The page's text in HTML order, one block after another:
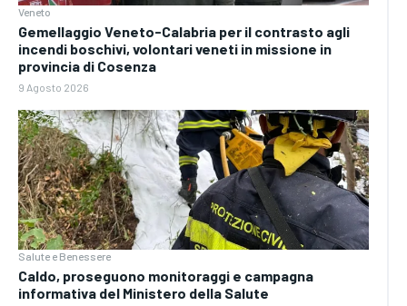
Veneto
Gemellaggio Veneto-Calabria per il contrasto agli
incendi boschivi, volontari veneti in missione in
provincia di Cosenza
9 Agosto 2026
Salute e Benessere
Caldo, proseguono monitoraggi e campagna
informativa del Ministero della Salute